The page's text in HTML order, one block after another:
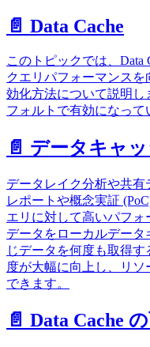
📄️ Data Cache
このトピックでは、Data
クエリパフォーマンスを
効化方法について説明し
フォルトで有効になって
📄️ データキャ
データレイク分析や共
レポートや概念実証
エリに対して高いパフォ
データをローカルデー
じデータを何度も取得
度が大幅に向上し、リ
できます。
📄️ Data Cache